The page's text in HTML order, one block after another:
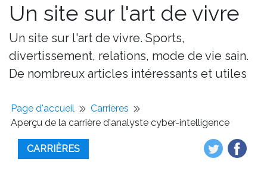
Un site sur l'art de vivre
Un site sur l'art de vivre. Sports,
divertissement, relations, mode de vie sain.
De nombreux articles intéressants et utiles
Page d'accueil
Carrières
Aperçu de la carrière d'analyste cyber-intelligence
CARRIÈRES